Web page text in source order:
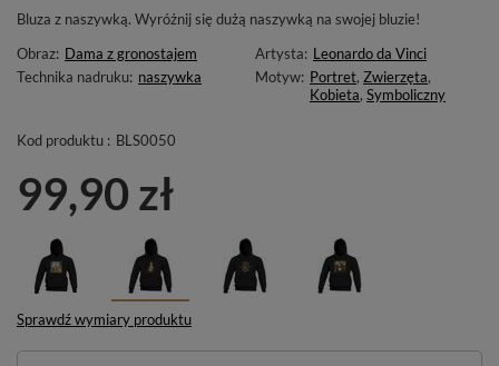
Bluza z naszywką. Wyróżnij się dużą naszywką na swojej bluzie!
Obraz: Dama z gronostajem Artysta: Leonardo da Vinci
Technika nadruku: naszywka Motyw: Portret, Zwierzęta,
Kobieta, Symboliczny
Kod produktu : BLS0050
99,90 zł
Sprawdź wymiary produktu